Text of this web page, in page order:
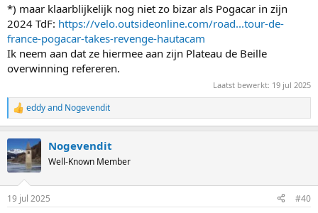
*) maar klaarblijkelijk nog niet zo bizar als Pogacar in zijn
2024 TdF: https://velo.outsideonline.com/road...tour-de-
france-pogacar-takes-revenge-hautacam
Ik neem aan dat ze hiermee aan zijn Plateau de Beille
overwinning refereren.
Laatst bewerkt: 19 jul 2025
R
e
c
t
i
s
eddyand Nogevendit
Nogevendit
Well-Known Member
19 jul 2025 #40